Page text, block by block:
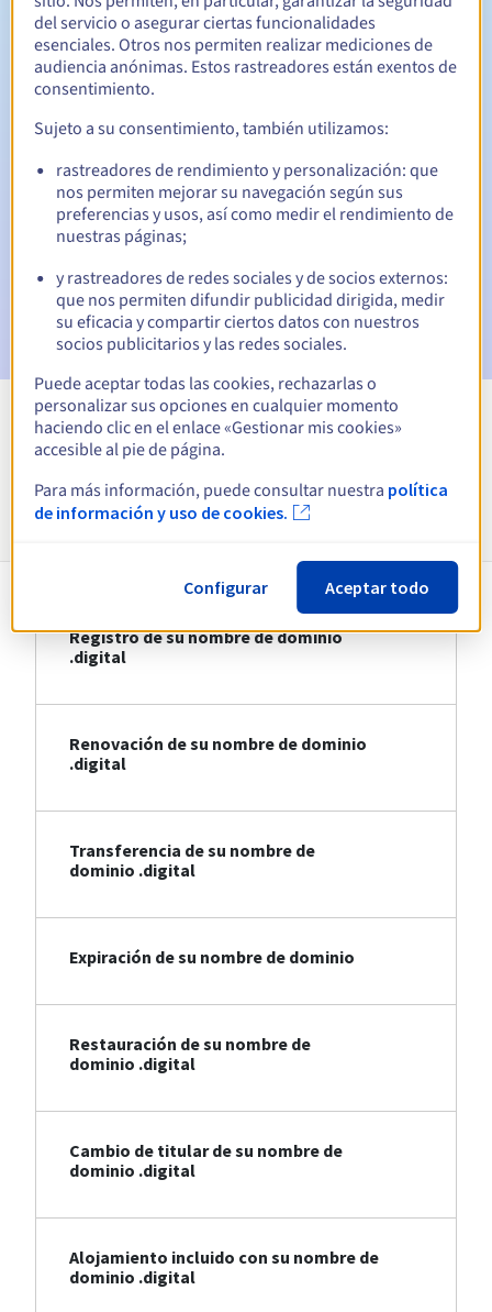
Período de redención 30 días
Notificaciones automáticas:
Emails de aviso:60, 30, 15, 7 y 3 días antes de la fecha de
vencimiento
Email el día del vencimiento
del nombre de dominio
Email tras el Redemption Grace Periodpara notificar la
eliminación del nombre de dominio
Ver todas las extensiones
Información sobre .digital
Registro de su nombre de dominio
.digital
Renovación de su nombre de dominio
.digital
Transferencia de su nombre de
dominio .digital
Expiración de su nombre de dominio
Restauración de su nombre de
dominio .digital
Cambio de titular de su nombre de
dominio .digital
Alojamiento incluido con su nombre de
dominio .digital
del servicio o asegurar ciertas funcionalidades
esenciales. Otros nos permiten realizar mediciones de
audiencia anónimas. Estos rastreadores están exentos de
consentimiento.
Sujeto a su consentimiento, también utilizamos:
rastreadores de rendimiento y personalización: que
nos permiten mejorar su navegación según sus
preferencias y usos, así como medir el rendimiento de
nuestras páginas;
y rastreadores de redes sociales y de socios externos:
que nos permiten difundir publicidad dirigida, medir
su eficacia y compartir ciertos datos con nuestros
socios publicitarios y las redes sociales.
Puede aceptar todas las cookies, rechazarlas o
personalizar sus opciones en cualquier momento
haciendo clic en el enlace «Gestionar mis cookies»
accesible al pie de página.
Para más información, puede consultar nuestra política
de información y uso de cookies.
Configurar Aceptar todo